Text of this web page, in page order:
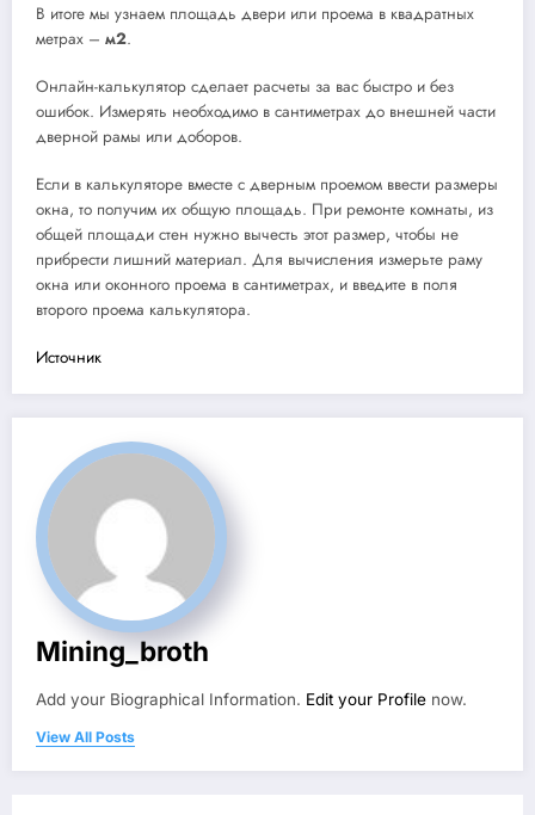
В итоге мы узнаем площадь двери или проема в квадратных
метрах – м2.
Онлайн-калькулятор сделает расчеты за вас быстро и без
ошибок. Измерять необходимо в сантиметрах до внешней части
дверной рамы или доборов.
Если в калькуляторе вместе с дверным проемом ввести размеры
окна, то получим их общую площадь. При ремонте комнаты, из
общей площади стен нужно вычесть этот размер, чтобы не
прибрести лишний материал. Для вычисления измерьте раму
окна или оконного проема в сантиметрах, и введите в поля
второго проема калькулятора.
Источник
Mining_broth
Add your Biographical Information. Edit your Profile now.
View All Posts